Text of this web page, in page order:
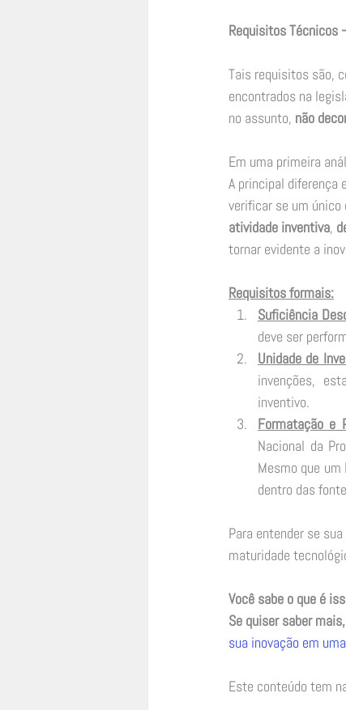
Requisitos Técnicos
Tais requisitos são,
encontrados na
no assunto, não
Em uma primeira
A principal diferença
verificar se um
atividade inventiva,
tornar evidente a
Requisitos formais:
Suficiência
deve ser
Unidade de
invenções,
inventivo.
Formatação e
Nacional da
Mesmo que
dentro das
Para entender se
maturidade
Você sabe o que é
Se quiser saber
sua inovação em
Este conteúdo tem